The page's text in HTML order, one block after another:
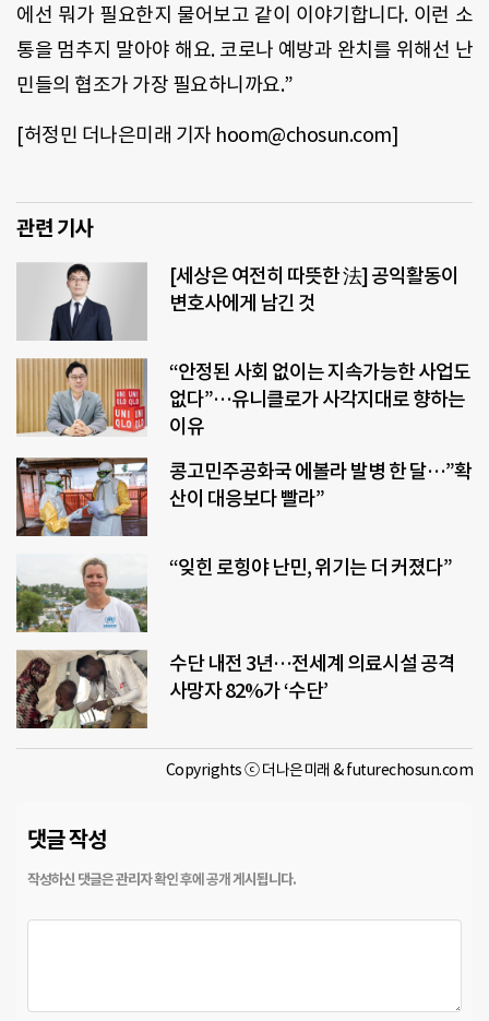
에선 뭐가 필요한지 물어보고 같이 이야기합니다. 이런 소
통을 멈추지 말아야 해요. 코로나 예방과 완치를 위해선 난
민들의 협조가 가장 필요하니까요.”
[허정민 더나은미래 기자 hoom@chosun.com]
관련 기사
[세상은 여전히 따뜻한 法] 공익활동이
변호사에게 남긴 것
“안정된 사회 없이는 지속가능한 사업도
없다”…유니클로가 사각지대로 향하는
이유
콩고민주공화국 에볼라 발병 한 달…”확
산이 대응보다 빨라”
“잊힌 로힝야 난민, 위기는 더 커졌다”
수단 내전 3년…전세계 의료시설 공격
사망자 82%가 ‘수단’
Copyrights ⓒ 더나은미래 & futurechosun.com
댓글 작성